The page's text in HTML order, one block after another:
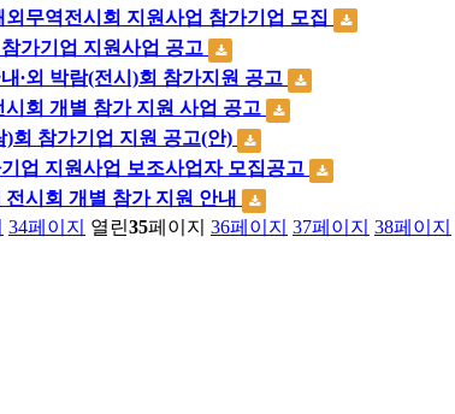
외무역전시회 지원사업 참가기업 모집
가기업 지원사업 공고
∙외 박람(전시)회 참가지원 공고
회 개별 참가 지원 사업 공고
)회 참가기업 지원 공고(안)
업 지원사업 보조사업자 모집공고
시회 개별 참가 지원 안내
34페이지 열린35페이지 36페이지 37페이지 38페이지